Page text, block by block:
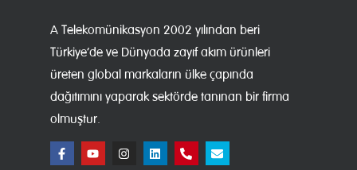
A Telekomünikasyon 2002 yılından beri
Türkiye’de ve Dünyada zayıf akım ürünleri
üreten global markaların ülke çapında
dağıtımını yaparak sektörde tanınan bir firma
olmuştur.